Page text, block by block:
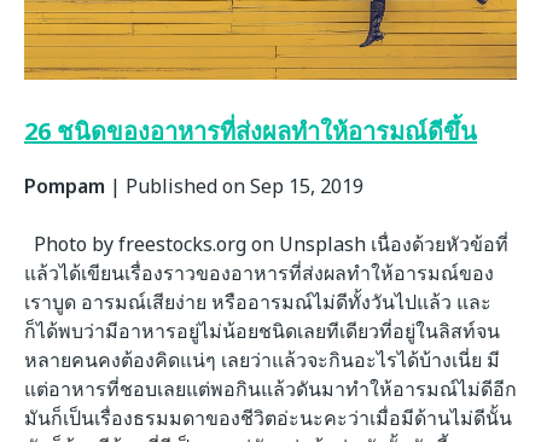
26 ชนิดของอาหารที่ส่งผลทำให้อารมณ์ดีขึ้น
Pompam | Published on Sep 15, 2019
Photo by freestocks.org on Unsplash เนื่องด้วยหัวข้อที่
แล้วได้เขียนเรื่องราวของอาหารที่ส่งผลทำให้อารมณ์ของ
เราบูด อารมณ์เสียง่าย หรืออารมณ์ไม่ดีทั้งวันไปแล้ว และ
ก็ได้พบว่ามีอาหารอยู่ไม่น้อยชนิดเลยทีเดียวที่อยู่ในลิสท์จน
หลายคนคงต้องคิดแน่ๆ เลยว่าแล้วจะกินอะไรได้บ้างเนี่ย มี
แต่อาหารที่ชอบเลยแต่พอกินแล้วดันมาทำให้อารมณ์ไม่ดีอีก
มันก็เป็นเรื่องธรมมดาของชีวิตอ่ะนะคะว่าเมื่อมีด้านไม่ดีนั้น